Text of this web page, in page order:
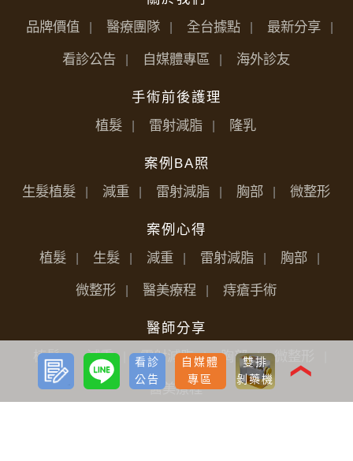
雙排
剝藥機
自媒體
專區
看診
公告
預約
諮詢
LINE
❮
品牌價值
醫療團隊 全台據點 最新分享
看診公告 自媒體專區 海外診友
手術前後護理
植髮
雷射減脂 隆乳
案例BA照
生髮植髮
減重 雷射減脂 胸部 微整形
案例心得
植髮
生髮 減重 雷射減脂 胸部
微整形 醫美療程 痔瘡手術
醫師分享
植髮
減重 雷射減脂 胸部 微整形
醫美療程